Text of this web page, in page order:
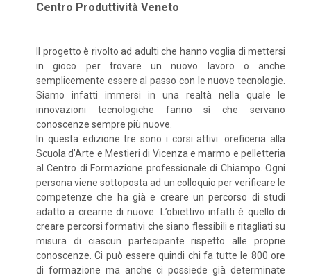
Centro Produttività Veneto
Il progetto è rivolto ad adulti che hanno voglia di mettersi
in gioco per trovare un nuovo lavoro o anche
semplicemente essere al passo con le nuove tecnologie.
Siamo infatti immersi in una realtà nella quale le
innovazioni tecnologiche fanno sì che servano
conoscenze sempre più nuove.
In questa edizione tre sono i corsi attivi: oreficeria alla
Scuola d’Arte e Mestieri di Vicenza e marmo e pelletteria
al Centro di Formazione professionale di Chiampo. Ogni
persona viene sottoposta ad un colloquio per verificare le
competenze che ha già e creare un percorso di studi
adatto a crearne di nuove. L’obiettivo infatti è quello di
creare percorsi formativi che siano flessibili e ritagliati su
misura di ciascun partecipante rispetto alle proprie
conoscenze. Ci può essere quindi chi fa tutte le 800 ore
di formazione ma anche ci possiede già determinate